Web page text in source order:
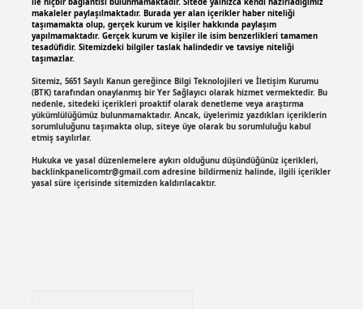
ile hiçbir bağlantısı bulunmamaktadır. Sitede yalnızca kendi hazırladığımız
makaleler paylaşılmaktadır. Burada yer alan içerikler haber niteliği
taşımamakta olup, gerçek kurum ve kişiler hakkında paylaşım
yapılmamaktadır. Gerçek kurum ve kişiler ile isim benzerlikleri tamamen
tesadüfidir. Sitemizdeki bilgiler taslak halindedir ve tavsiye niteliği
taşımazlar.
Sitemiz, 5651 Sayılı Kanun gereğince Bilgi Teknolojileri ve İletişim Kurumu
(BTK) tarafından onaylanmış bir Yer Sağlayıcı olarak hizmet vermektedir. Bu
nedenle, sitedeki içerikleri proaktif olarak denetleme veya araştırma
yükümlülüğümüz bulunmamaktadır. Ancak, üyelerimiz yazdıkları içeriklerin
sorumluluğunu taşımakta olup, siteye üye olarak bu sorumluluğu kabul
etmiş sayılırlar.
Hukuka ve yasal düzenlemelere aykırı olduğunu düşündüğünüz içerikleri,
backlinkpanelicomtr@gmail.comadresine bildirmeniz halinde, ilgili içerikler
yasal süre içerisinde sitemizden kaldırılacaktır.